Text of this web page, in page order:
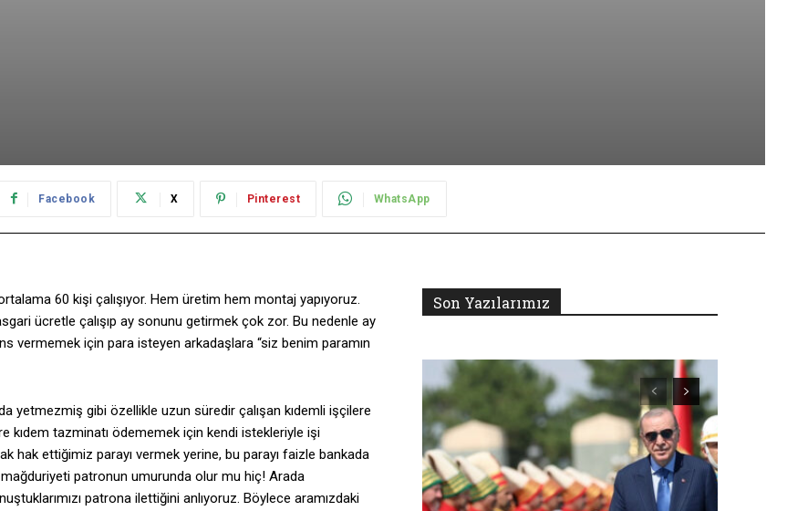
Facebook X Pinterest WhatsApp
60 kişi çalışıyor. Hem üretim hem montaj yapıyoruz.
ücretle çalışıp ay sonunu getirmek çok zor. Bu nedenle ay
vermemek için para isteyen arkadaşlara “siz benim paramın
yetmezmiş gibi özellikle uzun süredir çalışan kıdemli işçilere
kıdem tazminatı ödememek için kendi istekleriyle işi
hak ettiğimiz parayı vermek yerine, bu parayı faizle bankada
patronun umurunda olur mu hiç! Arada
patrona ilettiğini anlıyoruz. Böylece aramızdaki
Son Yazılarımız